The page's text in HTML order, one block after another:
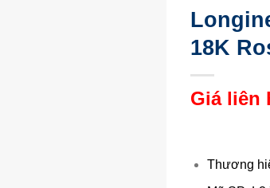
18K
Giá liên
Thương